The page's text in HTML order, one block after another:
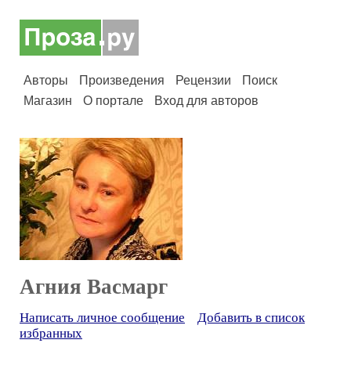
Авторы Произведения Рецензии
Поиск
Магазин
О портале Вход для авторов
Агния Васмарг
Написать личное сообщение
Добавить в список
избранных